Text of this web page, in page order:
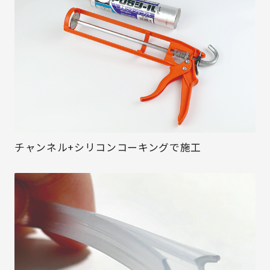
チャンネル+シリコンコーキングで施工